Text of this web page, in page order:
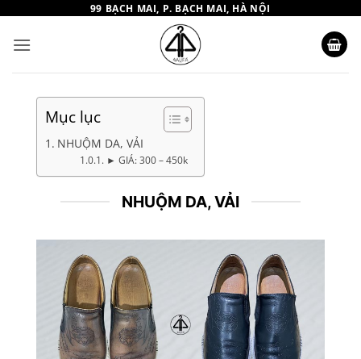
nội
dung
99 BẠCH MAI, P. BẠCH MAI, HÀ NỘI
Mục lục
NHUỘM DA, VẢI
► GIÁ: 300 – 450k
NHUỘM DA, VẢI